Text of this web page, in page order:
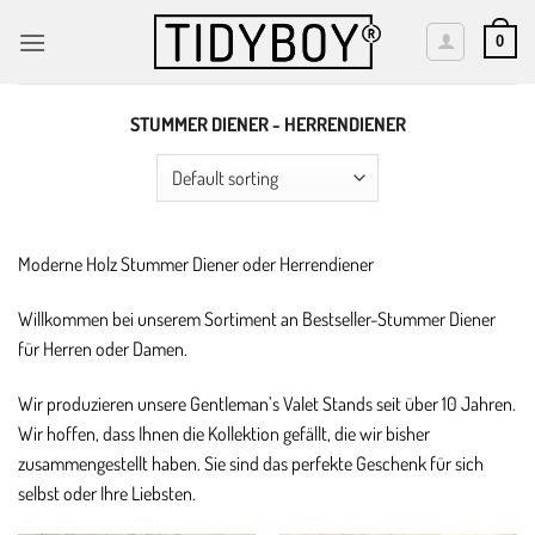
0
STUMMER DIENER - HERRENDIENER
Moderne Holz Stummer Diener oder Herrendiener
Willkommen bei unserem Sortiment an Bestseller-Stummer Diener
für Herren oder Damen.
Wir produzieren unsere Gentleman’s Valet Stands seit über 10 Jahren.
Wir hoffen, dass Ihnen die Kollektion gefällt, die wir bisher
zusammengestellt haben. Sie sind das perfekte Geschenk für sich
selbst oder Ihre Liebsten.